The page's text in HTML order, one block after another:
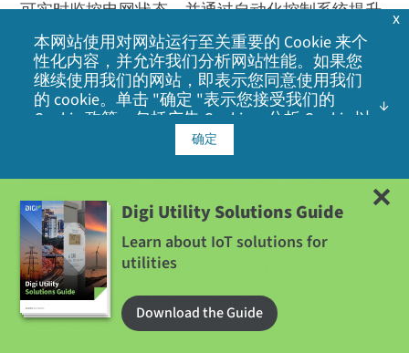
可实时监控电网状态，并通过自动化控制系统提升
停电响应能力、系统效率及分布式能源的整合水
平。
智能电表是如何工作的？
通过数字方式测量用电量，并通过通信网
蜂窝网络、射频网格或Wi-SUN
发送至电力公司。与模拟电表不同，智能电表支持
远程抄表、自动检测断电、实现分时电价计费
，并
能帮助电力公司更高效地管理用电需求。
什么是高级计量基础设施（AMI）？
先进计量基础设施（AMI）是连接智能电表与
事业运营的系统。AMI通常包含计量硬件、通信网
Digi Utility Solutions Guide
Learn about IoT solutions for
utilities
Download the Guide
本网站使用对网站运行至关重要的 Cookie 来个
性化内容，并允许我们分析网站性能。如果您
继续使用我们的网站，即表示您同意使用我们
的 cookie。单击 "确定 "表示您接受我们的
Cookie 政策 ，包括广告 Cookie、分析 Cookie 以
及与社交媒体、广告和分析合作伙伴共享信
确定
x